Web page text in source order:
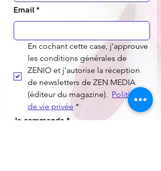
Email *
En cochant cette case, j'approuve
les conditions générales de
ZENIO et j'autorise la réception
de newsletters de ZEN MEDIA
(éditeur du magazine). Politique
de vie privée *
Je commande *